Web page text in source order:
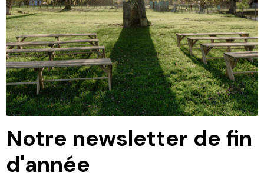
Notre newsletter de fin
d'année